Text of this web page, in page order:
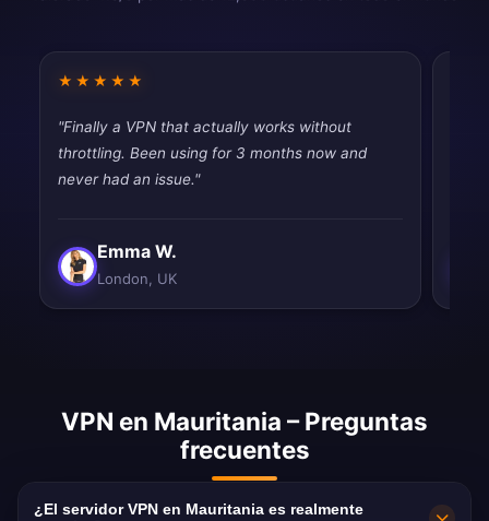
★★★★★
"Finally a VPN that actually works without
throttling. Been using for 3 months now and
never had an issue."
Emma W.
London, UK
VPN en Mauritania – Preguntas
frecuentes
¿El servidor VPN en Mauritania es realmente